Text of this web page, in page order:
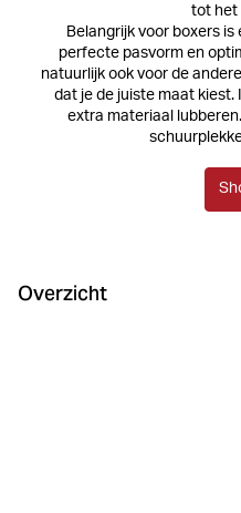
tot het
Belangrijk voor boxers
perfecte pasvorm en
natuurlijk ook voor de
dat je de juiste maat kiest.
extra materiaal
Overzicht